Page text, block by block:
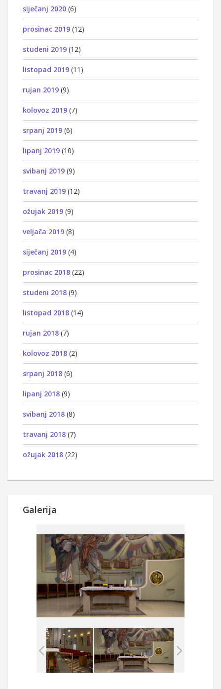
siječanj 2020 (6)
prosinac 2019 (12)
studeni 2019 (12)
listopad 2019 (11)
rujan 2019 (9)
kolovoz 2019 (7)
srpanj 2019 (6)
lipanj 2019 (10)
svibanj 2019 (9)
travanj 2019 (12)
ožujak 2019 (9)
veljača 2019 (8)
siječanj 2019 (4)
prosinac 2018 (22)
studeni 2018 (9)
listopad 2018 (14)
rujan 2018 (7)
kolovoz 2018 (2)
srpanj 2018 (6)
lipanj 2018 (9)
svibanj 2018 (8)
travanj 2018 (7)
ožujak 2018 (22)
Galerija